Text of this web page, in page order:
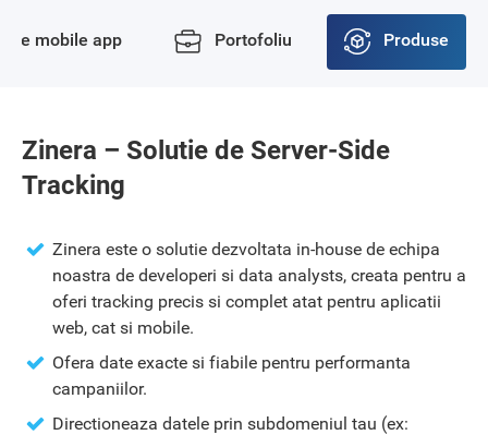
mobile app Portofoliu Produse
Zinera – Solutie de Server-Side
Tracking
Zinera este o solutie dezvoltata in-house de echipa
noastra de developeri si data analysts, creata pentru a
oferi tracking precis si complet atat pentru aplicatii
web, cat si mobile.
Ofera date exacte si fiabile pentru performanta
campaniilor.
Directioneaza datele prin subdomeniul tau (ex: